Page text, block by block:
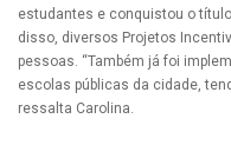
estudantes e conquistou o
disso, diversos Projetos
pessoas. “Também já foi
escolas públicas da cidade,
ressalta Carolina.